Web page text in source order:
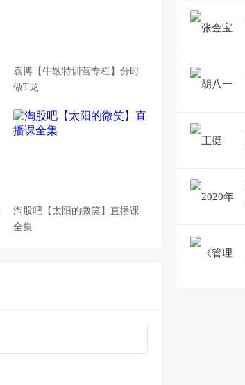
袁博【牛散特训营专栏】分时
做T龙
淘股吧【太阳的微笑】直播课
全集